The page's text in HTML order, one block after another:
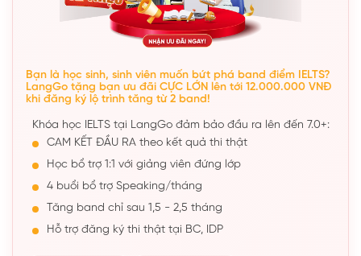
Bạn là học sinh, sinh viên muốn bứt phá band điểm IELTS?
LangGo tặng bạn ưu đãi CỰC LỚN lên tới 12.000.000 VNĐ
khi đăng ký lộ trình tăng từ 2 band!
Khóa học IELTS tại LangGo đảm bảo đầu ra lên đến 7.0+:
CAM KẾT ĐẦU RA theo kết quả thi thật
Học bổ trợ 1:1 với giảng viên đứng lớp
4 buổi bổ trợ Speaking/tháng
Tăng band chỉ sau 1,5 - 2,5 tháng
Hỗ trợ đăng ký thi thật tại BC, IDP